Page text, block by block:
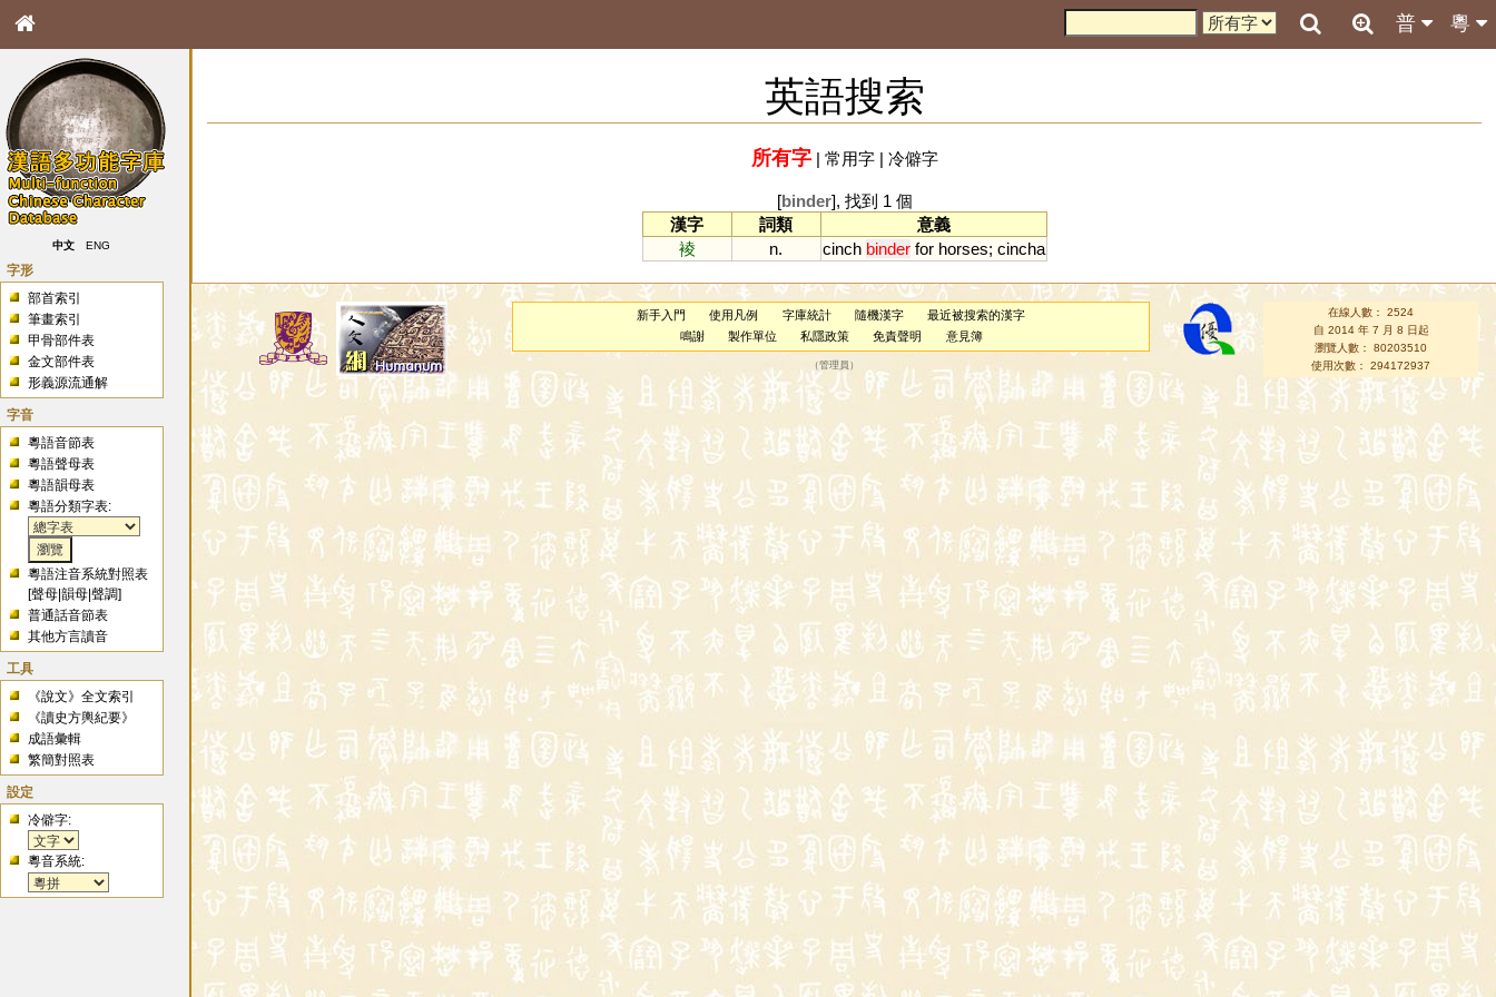
粵
普
中文 ENG
字形
部首索引
筆畫索引
甲骨部件表
金文部件表
形義源流通解
字音
粵語音節表
粵語聲母表
粵語韻母表
粵語分類字表:
粵語注音系統對照表
[聲母 |韻母 |聲調]
普通話音節表
其他方言讀音
工具
《說文》全文索引
《讀史方輿紀要》
成語彙輯
繁簡對照表
設定
冷僻字:
粵音系統:
英語搜索
所有字| 常用字| 冷僻字
[binder], 找到 1 個
漢字
詞類
意義
裬
n. cinch binder for horses; cincha
新手入門 使用凡例 字庫統計 隨機漢字
最近被搜索的漢字
鳴謝
製作單位 私隱政策 免責聲明 意見簿
（管理員 ）
在線人數： 2524
自 2014 年 7 月 8 日起
瀏覽人數： 80203510
使用次數： 294172937